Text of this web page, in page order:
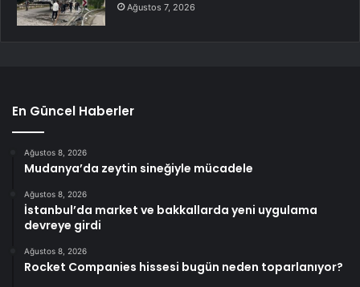
Ağustos 7, 2026
En Güncel Haberler
Ağustos 8, 2026
Mudanya’da zeytin sineğiyle mücadele
Ağustos 8, 2026
İstanbul’da market ve bakkallarda yeni uygulama
devreye girdi
Ağustos 8, 2026
Rocket Companies hissesi bugün neden toparlanıyor?